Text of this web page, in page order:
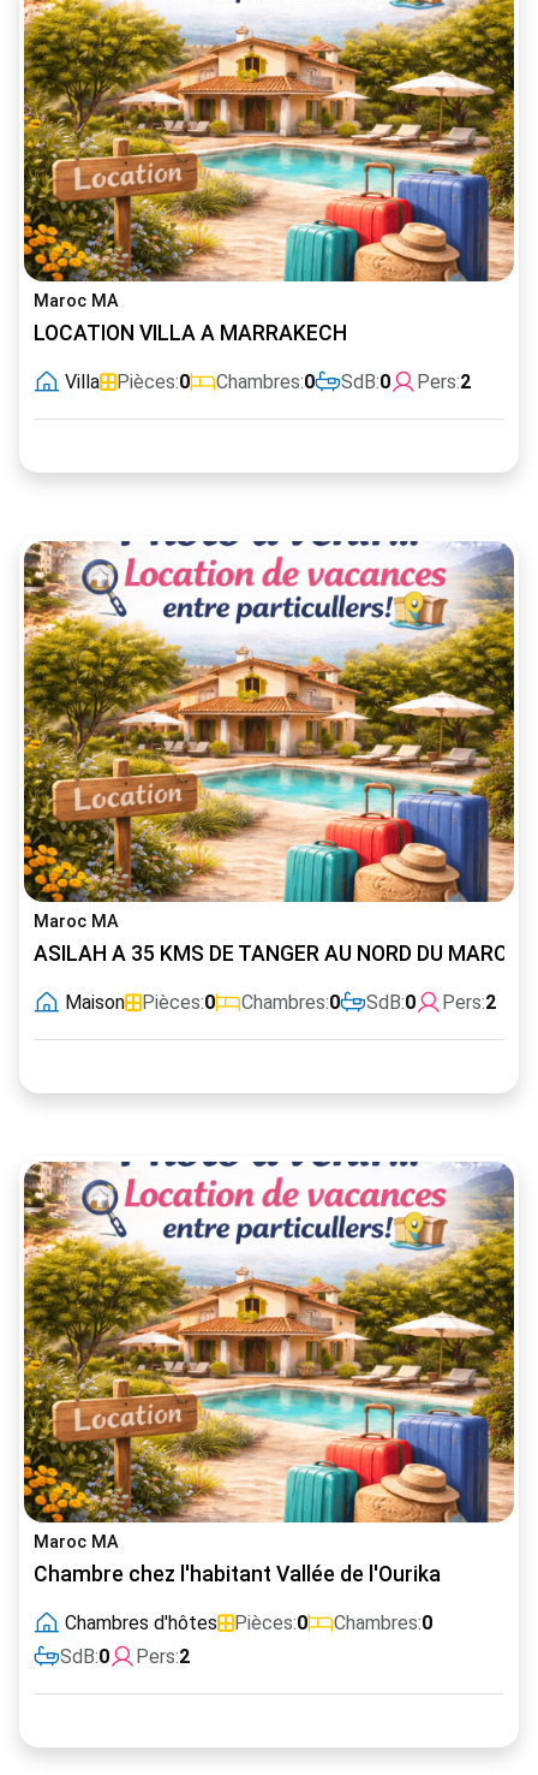
Maroc MA
LOCATION VILLA A MARRAKECH
Villa Pièces:0 Chambres:0 SdB:0 Pers:2
Maroc MA
ASILAH A 35 KMS DE TANGER AU NORD DU MAROC
Maison Pièces:0 Chambres:0 SdB:0 Pers:2
Maroc MA
Chambre chez l'habitant Vallée de l'Ourika
Chambres d'hôtes Pièces:0 Chambres:0
SdB:0 Pers:2